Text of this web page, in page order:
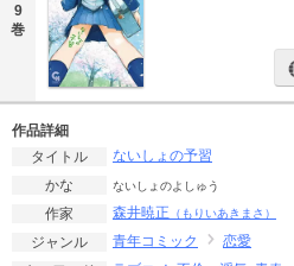
9
巻
作品詳細
タイトル
ないしょの予習
かな
ないしょのよしゅう
作家 森井暁正 （もりいあきまさ）
ジャンル 青年コミック
恋愛